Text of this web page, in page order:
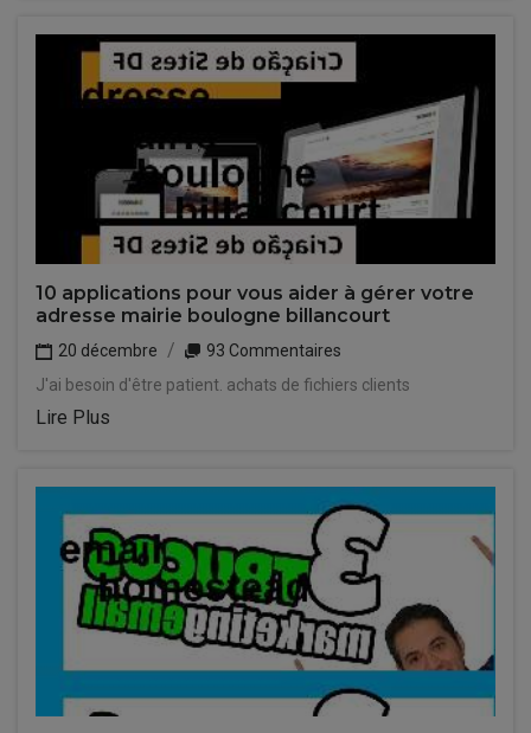
10 applications pour vous aider à gérer votre
adresse mairie boulogne billancourt
20 décembre
93 Commentaires
J'ai besoin d'être patient. achats de fichiers clients
Lire Plus